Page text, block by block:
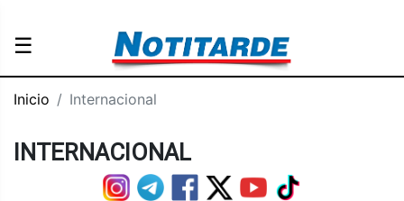
☰
Inicio Internacional
INTERNACIONAL